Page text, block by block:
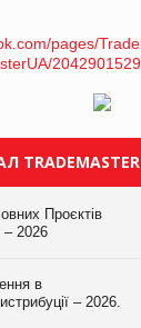
TRADEMASTER
Проєктів
– 2026
в
– 2026.